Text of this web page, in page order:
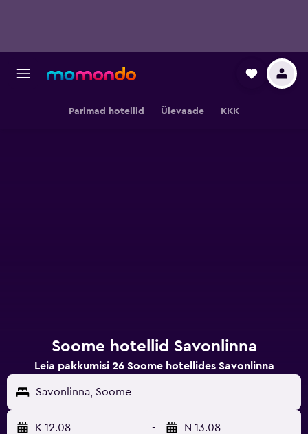
Parimad hotellid Ülevaade KKK
Soome hotellid Savonlinna
Leia pakkumisi 26 Soome hotellides Savonlinna
Savonlinna, Soome
K 12.08 - N 13.08